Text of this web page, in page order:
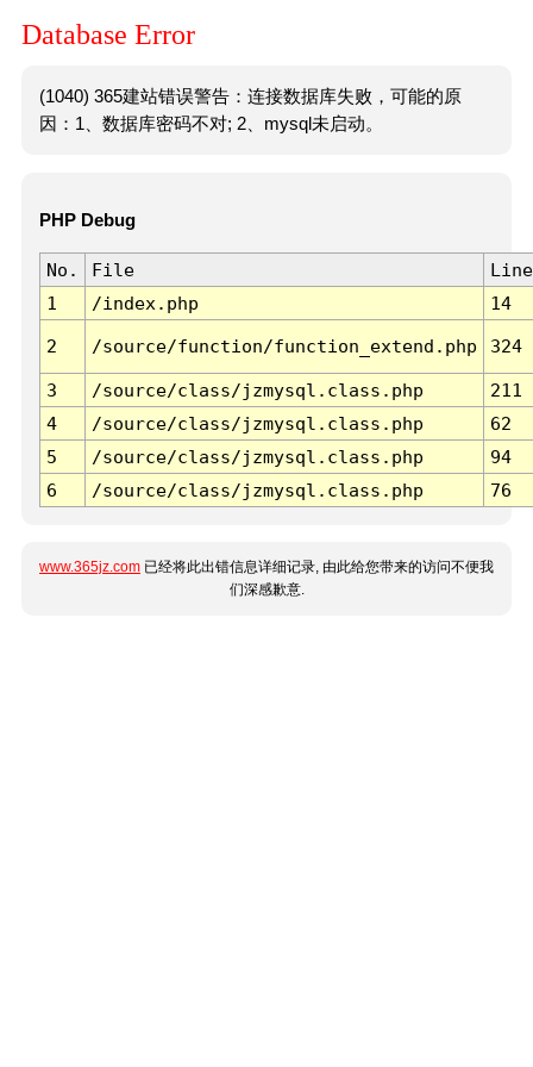
Database Error
(1040) 365建站错误警告：连接数据库失败，可能的原
因：1、数据库密码不对; 2、mysql未启动。
PHP Debug
No. File
Line
1
/index.php 14
2 /source/function/function_extend.php 324
3 /source/class/jzmysql.class.php
211
4
/source/class/jzmysql.class.php
62
5
/source/class/jzmysql.class.php
94
6
/source/class/jzmysql.class.php 76
www.365jz.com 已经将此出错信息详细记录, 由此给您带来的访问不便我
们深感歉意.